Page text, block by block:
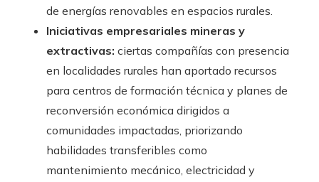
de energías renovables en espacios rurales.
Iniciativas empresariales mineras y
extractivas: ciertas compañías con presencia
en localidades rurales han aportado recursos
para centros de formación técnica y planes de
reconversión económica dirigidos a
comunidades impactadas, priorizando
habilidades transferibles como
mantenimiento mecánico, electricidad y